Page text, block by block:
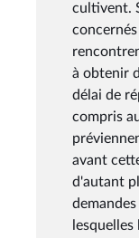
cultivent.
à obtenir
délai de
compris
avant
d'autant
lesquelles